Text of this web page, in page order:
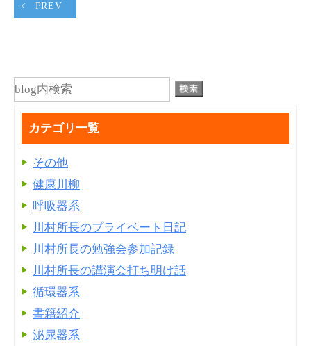
PREV
カテゴリ一覧
その他
健康川柳
呼吸器系
川村所長のプライベート日記
川村所長の勉強会参加記録
川村所長の講演会打ち明け話
循環器系
書籍紹介
泌尿器系